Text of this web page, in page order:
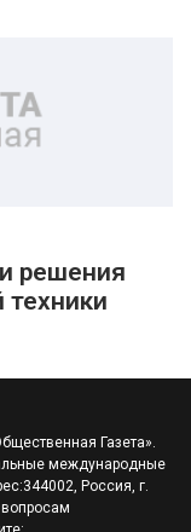
решения
Газета».
международные
Россия, г.